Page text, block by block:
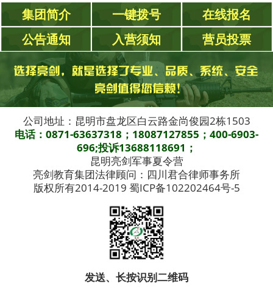
集团简介 一键拨号
在线报名
公告通知
入营须知 营员投票
公司地址：昆明市盘龙区白云路金尚俊园2栋1503
电话：0871-63637318；18087127855；400-6903-
696;投诉13688118691；
昆明亮剑军事夏令营
亮剑教育集团法律顾问：四川君合律师事务所
版权所有2014-2019 蜀ICP备102202464号-5
发送、长按识别二维码